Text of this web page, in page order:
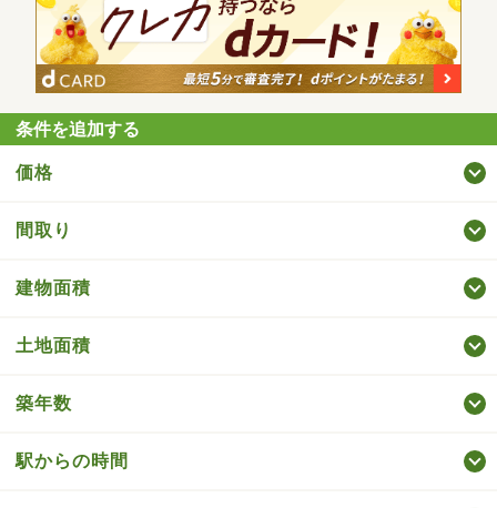
条件を追加する
価格
間取り
建物面積
土地面積
築年数
駅からの時間